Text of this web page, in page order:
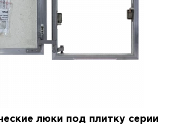
люки под плитку серии